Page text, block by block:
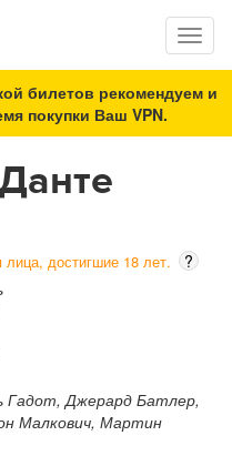
билетов рекомендуем и
покупки Ваш VPN.
лица, достигшие 18 лет.
?
Гадот, Джерард Батлер,
Малкович, Мартин